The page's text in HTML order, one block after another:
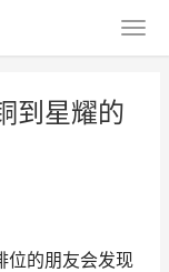
到星耀的
位的朋友会发现